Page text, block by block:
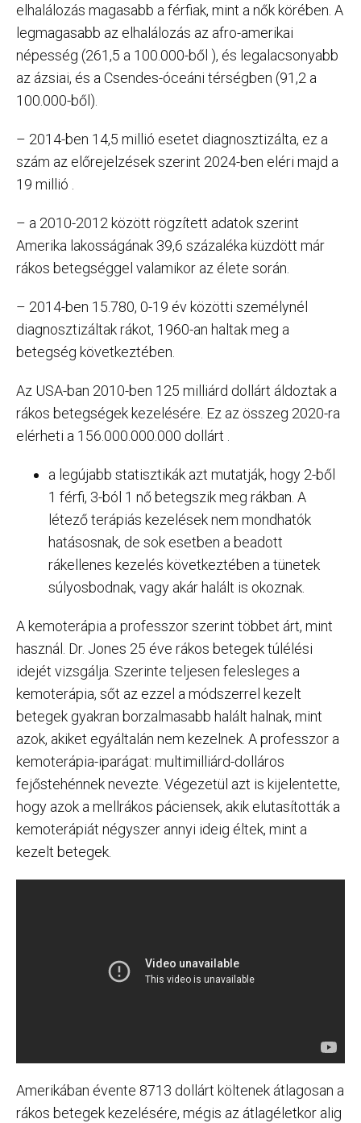
elhalálozás magasabb a férfiak, mint a nők körében. A
legmagasabb az elhalálozás az afro-amerikai
népesség (261,5 a 100.000-ből ), és legalacsonyabb
az ázsiai, és a Csendes-óceáni térségben (91,2 a
100.000-ből).
– 2014-ben 14,5 millió esetet diagnosztizálta, ez a
szám az előrejelzések szerint 2024-ben eléri majd a
19 millió .
– a 2010-2012 között rögzített adatok szerint
Amerika lakosságának 39,6 százaléka küzdött már
rákos betegséggel valamikor az élete során.
– 2014-ben 15.780, 0-19 év közötti személynél
diagnosztizáltak rákot, 1960-an haltak meg a
betegség következtében.
Az USA-ban 2010-ben 125 milliárd dollárt áldoztak a
rákos betegségek kezelésére. Ez az összeg 2020-ra
elérheti a 156.000.000.000 dollárt .
a legújabb statisztikák azt mutatják, hogy 2-ből
1 férfi, 3-ból 1 nő betegszik meg rákban. A
létező terápiás kezelések nem mondhatók
hatásosnak, de sok esetben a beadott
rákellenes kezelés következtében a tünetek
súlyosbodnak, vagy akár halált is okoznak.
A kemoterápia a professzor szerint többet árt, mint
használ. Dr. Jones 25 éve rákos betegek túlélési
idejét vizsgálja. Szerinte teljesen felesleges a
kemoterápia, sőt az ezzel a módszerrel kezelt
betegek gyakran borzalmasabb halált halnak, mint
azok, akiket egyáltalán nem kezelnek. A professzor a
kemoterápia-iparágat: multimilliárd-dolláros
fejőstehénnek nevezte. Végezetül azt is kijelentette,
hogy azok a mellrákos páciensek, akik elutasították a
kemoterápiát négyszer annyi ideig éltek, mint a
kezelt betegek.
Amerikában évente 8713 dollárt költenek átlagosan a
rákos betegek kezelésére, mégis az átlagéletkor alig